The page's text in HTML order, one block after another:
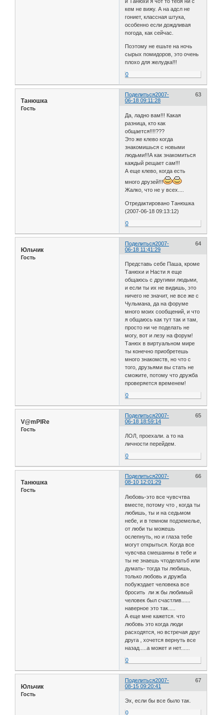
кем не вижу. А на адсл не
гониет, классная штука,
особенно если дождливая
погода, как сейчас.
Поэтому не ешьте на ночь
сырых помидоров, это очень
плохо для желудка!!!
0
Поделиться 63
2007-
06-18 09:11:28
Танюшка
Гость
Да, ладно вам!!! Какая
разница, кто как
общается!!!!???
Это же клево когда
знакомишься с новыми
людьми!!!А как знакомиться
каждый рещает сам!!!
А еще клево, когда есть
много друзей!!!
Жалко, что не у всех....
Отредактировано Танюшка
(2007-06-18 09:13:12)
0
Поделиться 64
2007-
06-18 11:41:29
Юльчик
Гость
Представь себе Паша, кроме
Танюхи и Насти я еще
общаюсь с другими людьми,
и если ты их не видишь, это
ничего не значит, не все же с
Чульмана, да на форуме
много моих сообщений, и что
я общаюсь как тут так и там,
просто ни че поделать не
могу, вот и лезу на форум!
Танюх в виртуальном мире
ты конечно приобретешь
много знакомств, но что с
того, друзьями вы стать не
сможите, потому что дружба
проверяется временем!
0
Поделиться 65
2007-
06-18 18:59:14
V@mPIRe
Гость
ЛОЛ, проехали. а то на
личности перейдем.
0
Поделиться 66
2007-
08-10 12:01:29
Танюшка
Гость
Любовь-это все чувсчтва
вместе, потому что , когда ты
любишь, ты и на седьмом
небе, и в темном подземелье,
от люби ты можешь
ослепнуть, но и глаза тебе
могут открыться. Когда все
чувсчва смешанны в тебе и
ты не знаешь чтоделатьб или
думать- тогда ты любишь,
только любовь и дружба
побужздает человека все
бросить ли ж бы любимый
человек был счастлив......
наверное это так.....
А еще мне кажется. что
любовь это когда люди
расходятся, но встречая друг
друга , хочется вернуть все
назад.....а может и нет......
0
Поделиться 67
2007-
08-15 09:20:41
Юльчик
Гость
Эх, если бы все было так.
0